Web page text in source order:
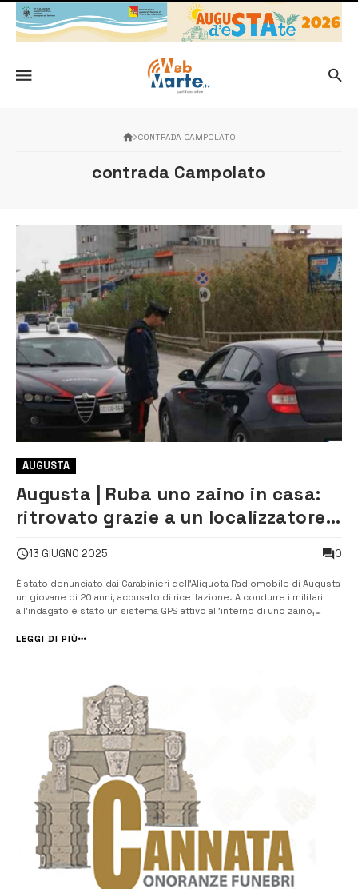
CONTRADA CAMPOLATO
contrada Campolato
AUGUSTA
Augusta | Ruba uno zaino in casa:
ritrovato grazie a un localizzatore
13 GIUGNO 2025 0
È stato denunciato dai Carabinieri dell’Aliquota Radiomobile di Augusta
un giovane di 20 anni, accusato di ricettazione. A condurre i militari
all’indagato è stato un sistema GPS attivo all’interno di uno zaino,
lo zaino all’interno dell’abitazione del ventenne. All’intern...
LEGGI DI PIÙ